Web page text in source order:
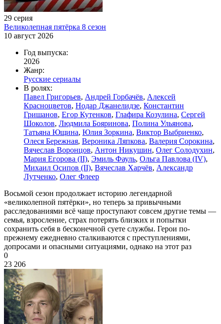
29 серия
Великолепная пятёрка 8 сезон
10 август 2026
Год выпуска:
2026
Жанр:
Русские сериалы
В ролях:
Павел Григорьев, Андрей Горбачёв, Алексей
Красноцветов, Нодар Джанелидзе, Константин
Гришанов, Егор Кутенков, Глафира Козулина, Сергей
Шоколов, Людмила Бояринова, Полина Ульянова,
Татьяна Ющина, Юлия Зоркина, Виктор Выбриенко,
Олеся Бережная, Вероника Ляпкова, Валерия Сорокина,
Вячеслав Воронцов, Антон Никушин, Олег Солодухин,
Мария Егорова (II), Эмиль Фауль, Ольга Павлова (IV),
Михаил Осипов (II), Вячеслав Харчёв, Александр
Лутченко, Олег Флеер
Восьмой сезон продолжает историю легендарной
«великолепной пятёрки», но теперь за привычными
расследованиями всё чаще проступают совсем другие темы —
семья, взросление, страх потерять близких и попытки
сохранить себя в бесконечной суете службы. Герои по-
прежнему ежедневно сталкиваются с преступлениями,
допросами и опасными ситуациями, однако на этот раз
0
23 206